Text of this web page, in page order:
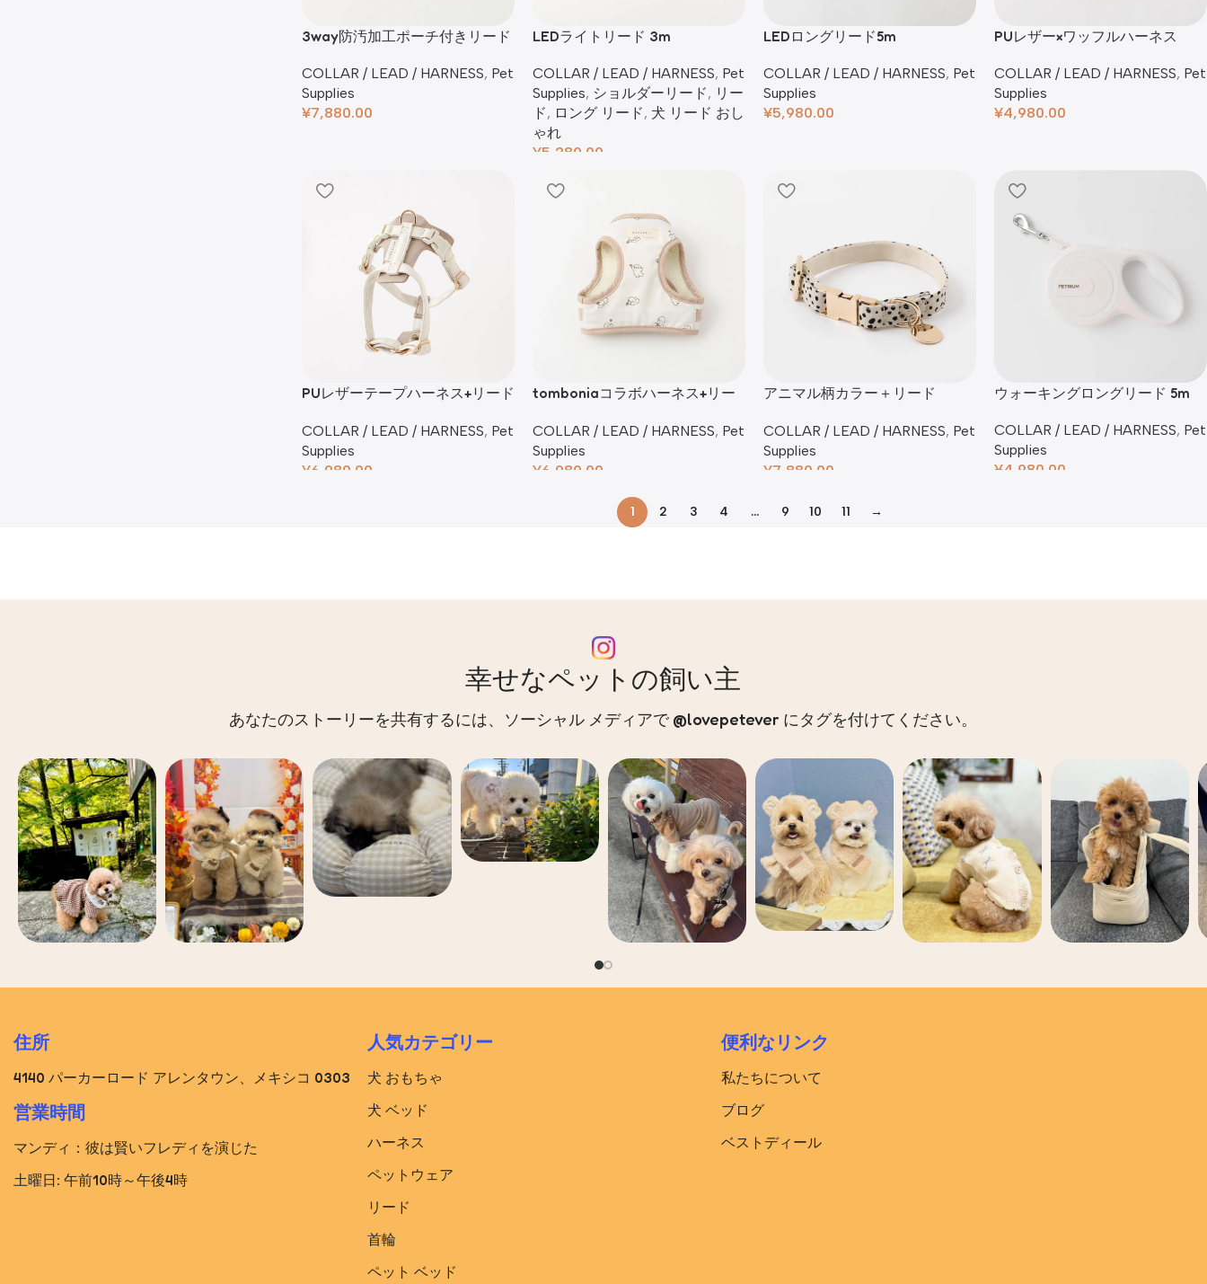
3way防汚加工ポーチ付きリード
COLLAR / LEAD / HARNESS, Pet
Supplies
¥7,880.00
LEDライトリード 3m
COLLAR / LEAD / HARNESS, Pet
Supplies, ショルダーリード, リー
ド, ロング リード, 犬 リード おし
ゃれ​
¥5,280.00
LEDロングリード5m
COLLAR / LEAD / HARNESS, Pet
Supplies
¥5,980.00
PUレザー×ワッフルハーネス
COLLAR / LEAD / HARNESS, Pet
Supplies
¥4,980.00
PUレザーテープハーネス+リード
COLLAR / LEAD / HARNESS, Pet
Supplies
¥6,980.00
tomboniaコラボハーネス+リー
COLLAR / LEAD / HARNESS, Pet
Supplies
¥6,980.00
アニマル柄カラー＋リード
COLLAR / LEAD / HARNESS, Pet
Supplies
¥7,880.00
ウォーキングロングリード 5m
COLLAR / LEAD / HARNESS, Pet
Supplies
¥4,980.00
1 2 3 4 … 9 10 11 →
幸せなペットの飼い主
あなたのストーリーを共有するには、ソーシャル メディアで @lovepetever にタグを付けてください。
住所
4140 パーカーロード アレンタウン、メキシコ 0303
営業時間
マンディ：彼は賢いフレディを演じた
土曜日: 午前10時～午後4時
人気カテゴリー
犬 おもちゃ
犬 ベッド​
ハーネス
ペットウェア
リード
首輪
ペット ベッド
便利なリンク
私たちについて
ブログ
ベストディール